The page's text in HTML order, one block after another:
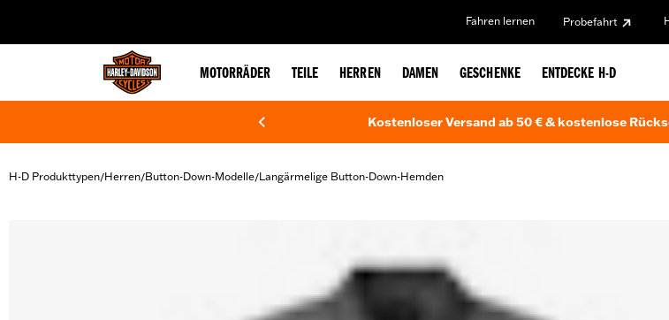
Fahren lernen Probefahrt
MOTORRÄDER TEILE HERREN DAMEN GESCHENKE ENTDECKE H-D
Kostenloser Versand ab 50 € & kostenlose
H-D Produkttypen/Herren/Button-Down-Modelle/Langärmelige Button-Down-Hemden